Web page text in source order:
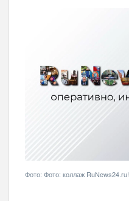
Фото: Фото: коллаж RuNews24.ru!